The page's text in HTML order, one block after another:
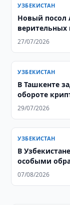
УЗБЕКИСТАН
Новый посол
верительных
27/07/2026
УЗБЕКИСТАН
В Ташкенте
обороте
29/07/2026
УЗБЕКИСТАН
В
особыми
07/08/2026